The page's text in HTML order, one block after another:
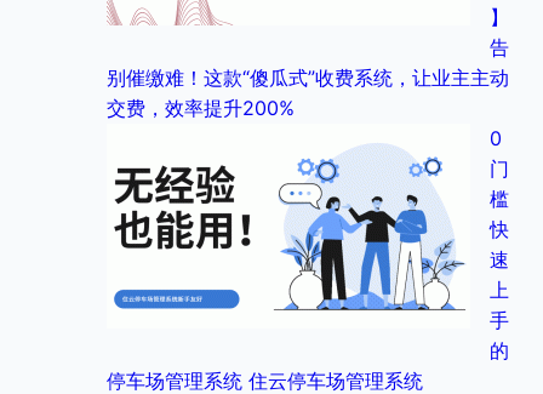
】
告
别催缴难！这款“傻瓜式”收费系统，让业主主动
交费，效率提升200%
0
门
槛
快
速
上
手
的
停车场管理系统 住云停车场管理系统